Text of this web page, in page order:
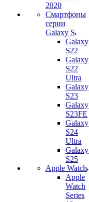
2020
Смартфоны
серии
Galaxy S
Galaxy
S22
Galaxy
S22
Ultra
Galaxy
S23
Galaxy
S23FE
Galaxy
S24
Ultra
Galaxy
S25
Apple Watch
Apple
Watch
Series